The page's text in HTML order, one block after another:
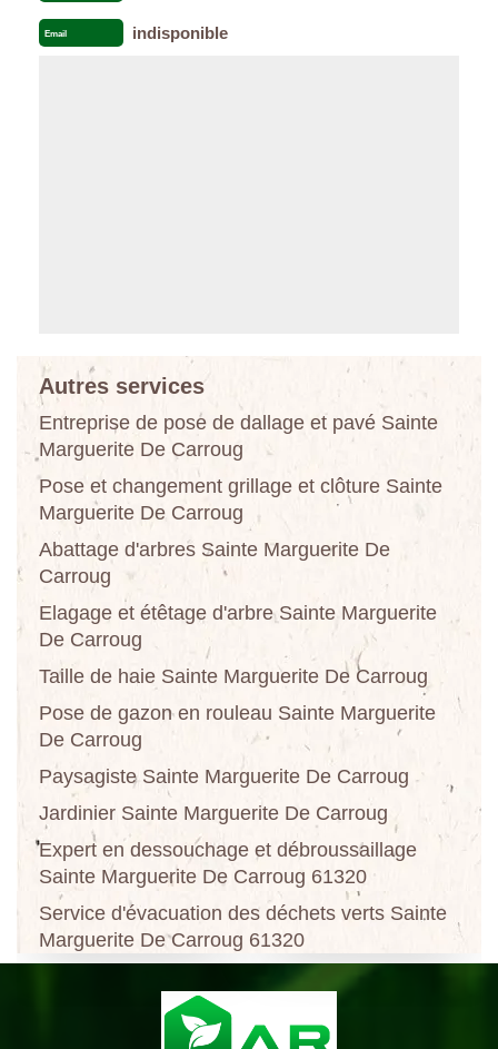
Email indisponible
Autres services
Entreprise de pose de dallage et pavé Sainte
Marguerite De Carroug
Pose et changement grillage et clôture Sainte
Marguerite De Carroug
Abattage d'arbres Sainte Marguerite De
Carroug
Elagage et étêtage d'arbre Sainte Marguerite
De Carroug
Taille de haie Sainte Marguerite De Carroug
Pose de gazon en rouleau Sainte Marguerite
De Carroug
Paysagiste Sainte Marguerite De Carroug
Jardinier Sainte Marguerite De Carroug
Expert en dessouchage et débroussaillage
Sainte Marguerite De Carroug 61320
Service d'évacuation des déchets verts Sainte
Marguerite De Carroug 61320